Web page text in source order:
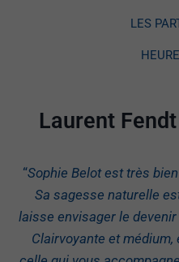
LES
Laurent
“Sophie Belot est très
Sa sagesse naturelle
laisse envisager le devenir
Clairvoyante et